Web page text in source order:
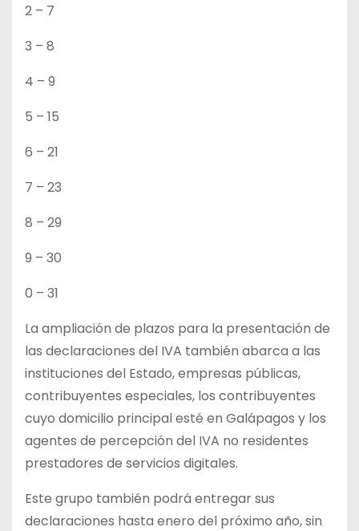
2 – 7
3 – 8
4 – 9
5 – 15
6 – 21
7 – 23
8 – 29
9 – 30
0 – 31
La ampliación de plazos para la presentación de
las declaraciones del IVA también abarca a las
instituciones del Estado, empresas públicas,
contribuyentes especiales, los contribuyentes
cuyo domicilio principal esté en Galápagos y los
agentes de percepción del IVA no residentes
prestadores de servicios digitales.
Este grupo también podrá entregar sus
declaraciones hasta enero del próximo año, sin